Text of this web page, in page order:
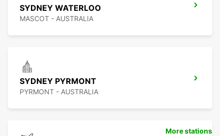
SYDNEY WATERLOO
MASCOT - AUSTRALIA
SYDNEY PYRMONT
PYRMONT - AUSTRALIA
More stations